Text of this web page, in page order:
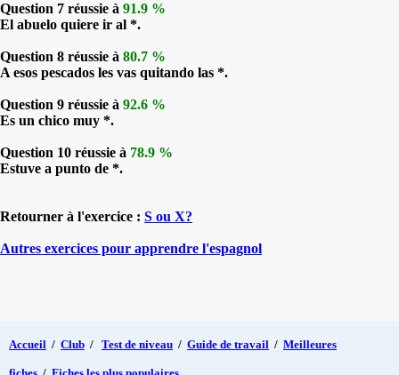
Question 7 réussie à 91.9 %
El abuelo quiere ir al *.
Question 8 réussie à 80.7 %
A esos pescados les vas quitando las *.
Question 9 réussie à 92.6 %
Es un chico muy *.
Question 10 réussie à 78.9 %
Estuve a punto de *.
Retourner à l'exercice : S ou X?
Autres exercices pour apprendre l'espagnol
Accueil / Club / Test de niveau / Guide de travail / Meilleures